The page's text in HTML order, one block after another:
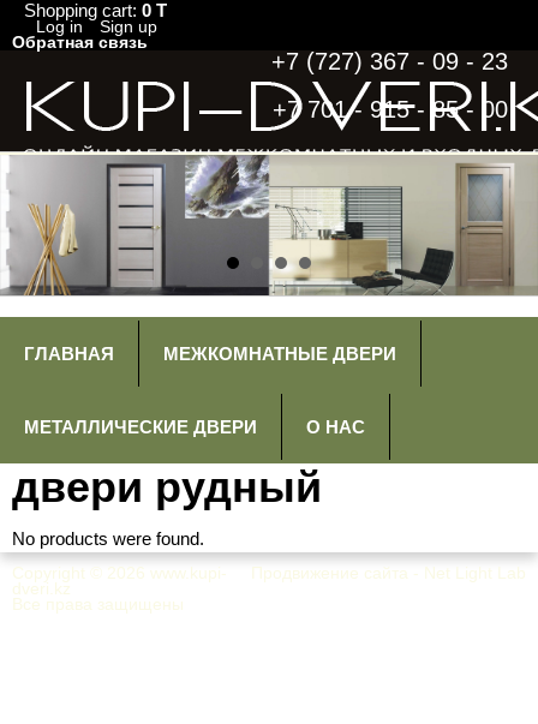
Shopping cart: 0 T
Log in
Sign up
Обратная связь
+7 (727) 367 - 09 - 23
+7 701 - 915 - 85 - 00
ГЛАВНАЯ МЕЖКОМНАТНЫЕ ДВЕРИ
МЕТАЛЛИЧЕСКИЕ ДВЕРИ О НАС
двери рудный
No products were found.
Продвижение сайта - Net Light Lab
Copyright © 2026 www.kupi-
dveri.kz
Все права защищены